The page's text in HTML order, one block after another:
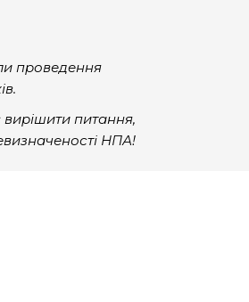
проведення
питання,
НПА!